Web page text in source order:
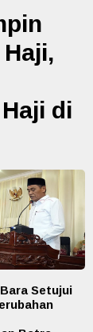
di
Setujui